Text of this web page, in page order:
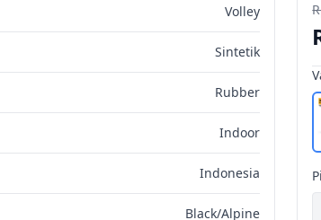
Volley
Sintetik
Rubber
Indoor
Indonesia
Black/Alpine